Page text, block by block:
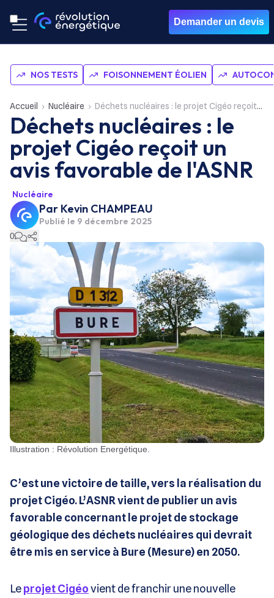
Demander un devis
NOS TESTS FOISONNEMENT ÉOLIEN
Accueil Nucléaire Déchets nucléaires : le projet Cigéo reçoit un avis favorable de l'ASNR
Déchets nucléaires : le
projet Cigéo reçoit un
avis favorable de l'ASNR
Nucléaire
Par Kevin CHAMPEAU
Publié le 9 décembre 2025
0
Illustration : Révolution Energétique.
C’est une victoire de taille, vers la réalisation du
projet Cigéo. L’ASNR vient de publier un avis
favorable concernant le projet de stockage
géologique des déchets nucléaires qui devrait
être mis en service à Bure (Mesure) en 2050.
Leprojet Cigéovient de franchir une nouvelle